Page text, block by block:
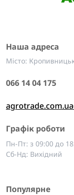
Наша адреса
Місто:
066 14 04 175
Графік роботи
Пн-Пт: з 09:00 до
Сб-Нд: Вихідний
Популярне